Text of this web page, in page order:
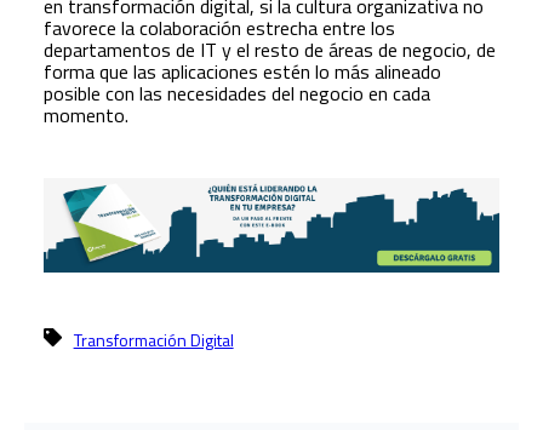
en transformación digital, si la cultura organizativa no
favorece la colaboración estrecha entre los
departamentos de IT y el resto de áreas de negocio, de
forma que las aplicaciones estén lo más alineado
posible con las necesidades del negocio en cada
momento.
Transformación Digital